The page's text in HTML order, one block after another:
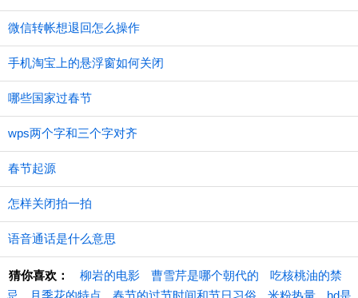
微信转帐想退回怎么操作
手机淘宝上的悬浮窗如何关闭
哪些国家过春节
wps两个字和三个字对齐
春节起源
怎样关闭拍一拍
语音通话是什么意思
猜你喜欢： 柳岩的电影 曹雪芹是哪个朝代的
吃核桃油的禁
忌
月季花的特点 春节的过节时间和节日习俗 米粉热量 hd是